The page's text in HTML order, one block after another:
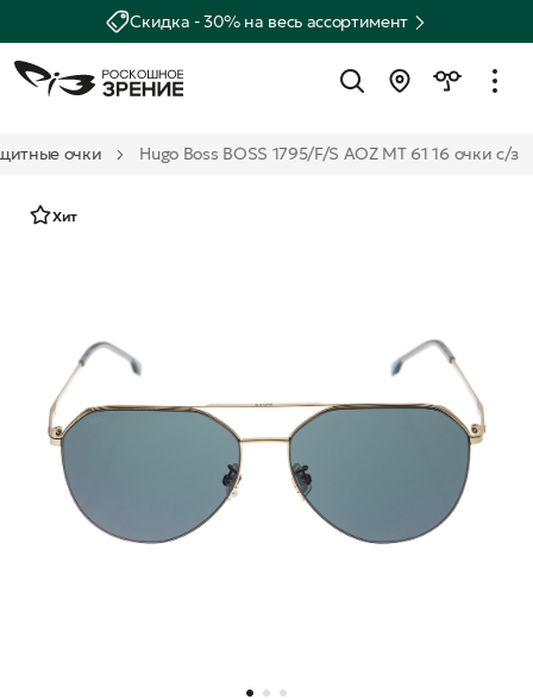
Скидка - 30% на весь ассортимент
очки Hugo Boss BOSS 1795/F/S AOZ MT 61 16 очки с/з
Хит